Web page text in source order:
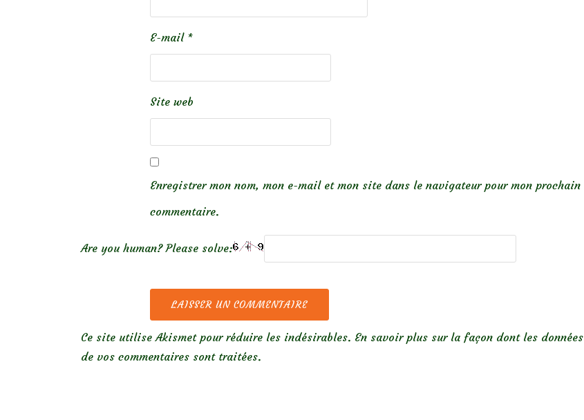
E-mail *
Site web
Enregistrer mon nom, mon e-mail et mon site dans le navigateur pour mon prochain
commentaire.
Are you human? Please solve:
Ce site utilise Akismet pour réduire les indésirables. En savoir plus sur la façon dont les données
de vos commentaires sont traitées.